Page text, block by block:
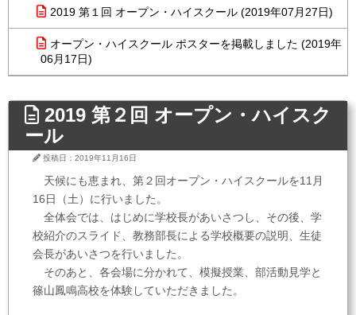
2019 第１回 オープン・ハイスクール (2019年07月27日)
オープン・ハイスクール ポスターを掲載しました (2019年
06月17日)
2019 第２回 オープン・ハイスク
ール
投稿日：2019年11月16日
天候にも恵まれ、第２回オープン・ハイスクールを11月
16日（土）に行いました。
全体会では、はじめに学校長があいさつし、その後、学
校紹介のスライド、教務部長による学校概要の説明、生徒
会長があいさつを行いました。
そのあと、各会場に分かれて、模擬授業、部活動見学と
篠山鳳鳴高校を体験していただきました。